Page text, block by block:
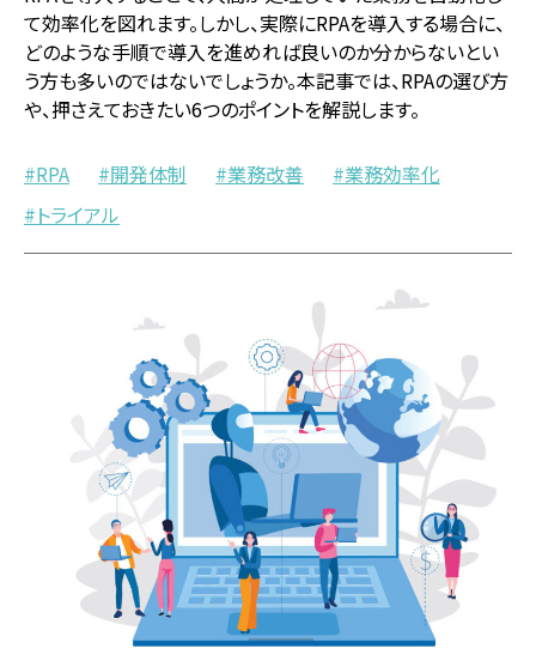
て効率化を図れます。しかし、実際にRPAを導入する場合に、
どのような手順で導入を進めれば良いのか分からないとい
う方も多いのではないでしょうか。本記事では、RPAの選び方
や、押さえておきたい6つのポイントを解説します。
RPA 開発体制 業務改善
業務効率化
トライアル